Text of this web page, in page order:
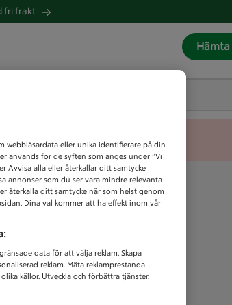
fri frakt
Unknown erroreller unika identifierare på din
används för de syften som anges under ”Vi
Avvisa alla eller återkallar ditt samtycke
annonser som du ser vara mindre relevanta
återkalla ditt samtycke när som helst genom
Dina val kommer att ha effekt inom vår
data för att välja reklam. Skapa
reklam. Mäta reklamprestanda.
källor. Utveckla och förbättra tjänster.